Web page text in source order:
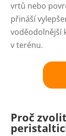
vrtů nebo
přináší
voděodolnější
v terénu.
Proč